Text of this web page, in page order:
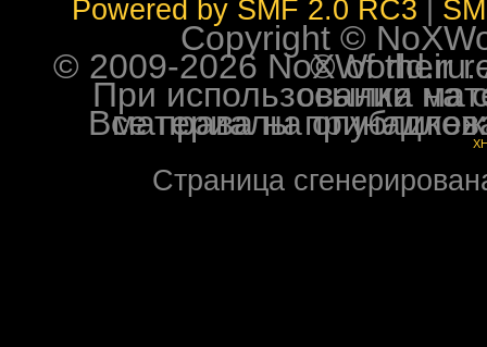
Powered by SMF 2.0 RC3
Copyright ©
© 2009-2026 NoXWorld.ru. All
При использовании
Все права на опубликованные на форуме
Страница